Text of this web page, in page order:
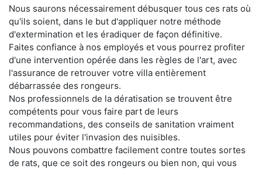
Nous saurons nécessairement débusquer tous ces rats où
qu'ils soient, dans le but d'appliquer notre méthode
d'extermination et les éradiquer de façon définitive.
Faites confiance à nos employés et vous pourrez profiter
d'une intervention opérée dans les règles de l'art, avec
l'assurance de retrouver votre villa entièrement
débarrassée des rongeurs.
Nos professionnels de la dératisation se trouvent être
compétents pour vous faire part de leurs
recommandations, des conseils de sanitation vraiment
utiles pour éviter l'invasion des nuisibles.
Nous pouvons combattre facilement contre toutes sortes
de rats, que ce soit des rongeurs ou bien non, qui vous